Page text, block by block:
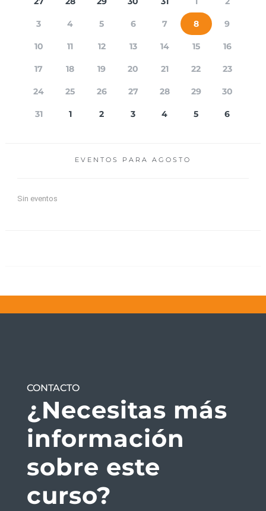
3 4 5 6 7 8 9
10 11 12 13 14 15 16
17 18 19 20 21 22 23
24 25 26 27 28 29 30
31 1 2 3 4 5 6
EVENTOS PARA AGOSTO
Sin eventos
CONTACTO
¿Necesitas más
información
sobre este
curso?